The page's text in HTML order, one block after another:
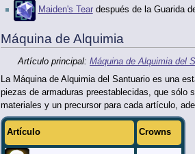
Maiden's Teardespués de la Guarida
Máquina de Alquimia
Artículo principal:Máquina de Alquimia del
La Máquina de Alquimia del Santuario es una
piezas de armaduras preestablecidas, que sólo
materiales y un precursor para cada artículo,
Artículo Crowns